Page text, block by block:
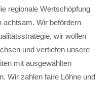
regionale Wertschöpfung
achtsam. Wir befördern
wir wollen
und vertiefen unsere
mit ausgewählten
Wir zahlen faire Löhne und